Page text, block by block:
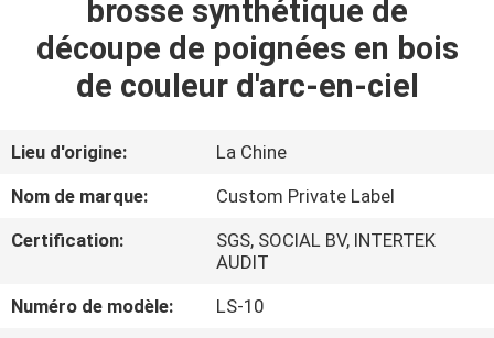
DE
NOUS
VISITE
D'USINE
brosse synthétique de
découpe de poignées en bois
de couleur d'arc-en-ciel
Lieu d'origine:
La Chine
Nom de marque:
Custom Private Label
Certification:
SGS, SOCIAL BV, INTERTEK
AUDIT
Numéro de modèle:
LS-10